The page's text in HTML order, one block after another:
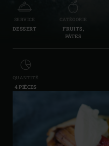
SERVICE
DESSERT
CATÉGORIE
FRUITS,
PÂTES
QUANTITÉ
4 PIÈCES